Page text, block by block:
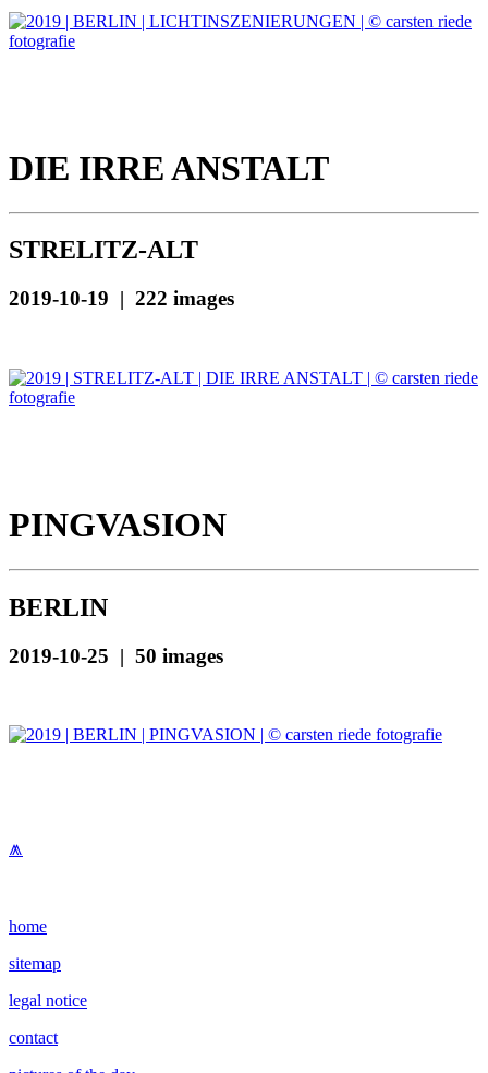
DIE IRRE ANSTALT
STRELITZ-ALT
2019-10-19 | 222 images
PINGVASION
BERLIN
2019-10-25 | 50 images
⩕
home
sitemap
legal notice
contact